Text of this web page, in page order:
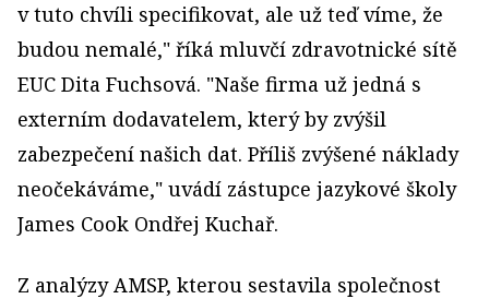
v tuto chvíli specifikovat, ale už teď víme, že
budou nemalé," říká mluvčí zdravotnické sítě
EUC Dita Fuchsová. "Naše firma už jedná s
externím dodavatelem, který by zvýšil
zabezpečení našich dat. Příliš zvýšené náklady
neočekáváme," uvádí zástupce jazykové školy
James Cook Ondřej Kuchař.
Z analýzy AMSP, kterou sestavila společnost